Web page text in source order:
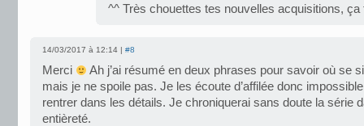
^^ Très chouettes tes nouvelles acquisitions,
14/03/2017 à 12:14 | #8
Merci
Ah j’ai résumé en deux phrases pour savoir où se
mais je ne spoile pas. Je les écoute d’affilée donc
rentrer dans les détails. Je chroniquerai sans doute la série
entièreté.